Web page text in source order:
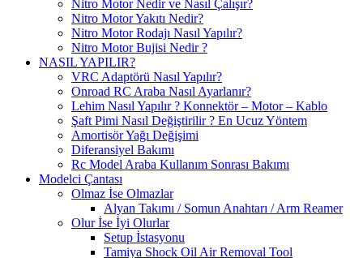
Nitro Motor Nedir ve Nasıl Çalışır?
Nitro Motor Yakıtı Nedir?
Nitro Motor Rodajı Nasıl Yapılır?
Nitro Motor Bujisi Nedir ?
NASIL YAPILIR?
VRC Adaptörü Nasıl Yapılır?
Onroad RC Araba Nasıl Ayarlanır?
Lehim Nasıl Yapılır ? Konnektör – Motor – Kablo
Şaft Pimi Nasıl Değiştirilir ? En Ucuz Yöntem
Amortisör Yağı Değişimi
Diferansiyel Bakımı
Rc Model Araba Kullanım Sonrası Bakımı
Modelci Çantası
Olmaz İse Olmazlar
Alyan Takımı / Somun Anahtarı / Arm Reamer
Olur İse İyi Olurlar
Setup İstasyonu
Tamiya Shock Oil Air Removal Tool